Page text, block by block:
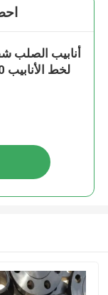
FF نوع شفة DN200 لخط الأنابيب